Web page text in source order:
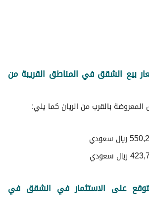
بيع الشقق في المناطق القريبة من
بالقرب من الريان كما يلي:
على الاستثمار في الشقق في